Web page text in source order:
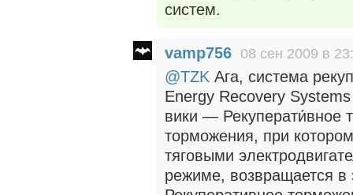
систем.
vamp756 08 сен 2009 в
@TZK Ага, система
Energy Recovery
вики — Рекуперати́вное
торможения, при
тяговыми
режиме, возвращается в